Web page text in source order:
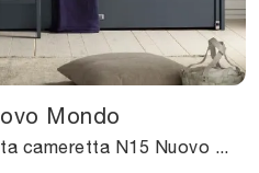
Mondo
Con questa cameretta N15 Nuovo Mondo Scandola, tra le soluzioni con letti a castello, potrai arredare stanze classiche per ragazzi.